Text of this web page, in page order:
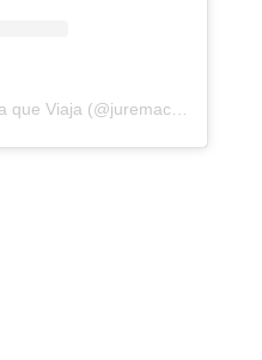
A post shared by Advogada que Viaja (@juremacintra)